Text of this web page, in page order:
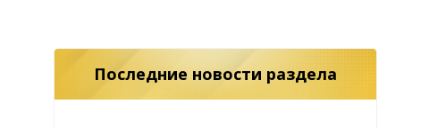
Последние новости раздела